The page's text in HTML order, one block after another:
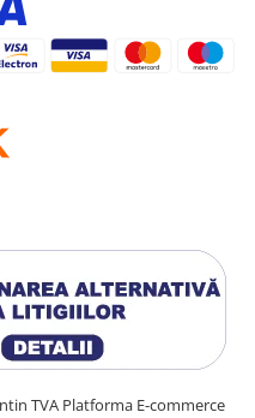
TVA Platforma E-commerce